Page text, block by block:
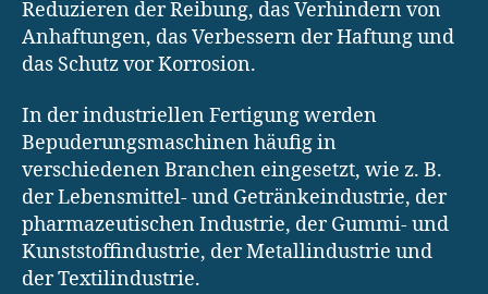
Reduzieren der Reibung, das Verhindern von
Anhaftungen, das Verbessern der Haftung und
das Schutz vor Korrosion.
In der industriellen Fertigung werden
Bepuderungsmaschinen häufig in
verschiedenen Branchen eingesetzt, wie z. B.
der Lebensmittel- und Getränkeindustrie, der
pharmazeutischen Industrie, der Gummi- und
Kunststoffindustrie, der Metallindustrie und
der Textilindustrie.